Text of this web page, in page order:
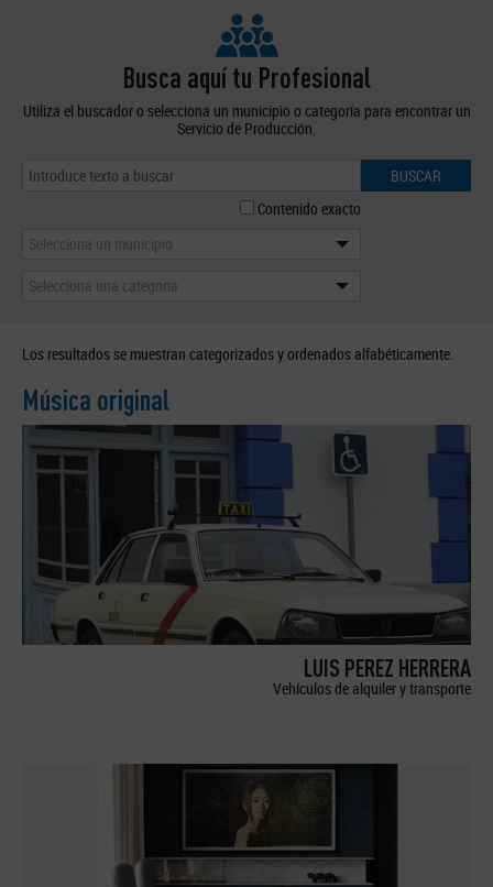
Busca aquí tu Profesional
Utiliza el buscador o selecciona un municipio o categoría para encontrar un
Servicio de Producción.
BUSCAR
Contenido exacto
Selecciona un municipio
Selecciona una categoría
Los resultados se muestran categorizados y ordenados alfabéticamente.
Música original
LUIS PEREZ HERRERA
Vehículos de alquiler y transporte